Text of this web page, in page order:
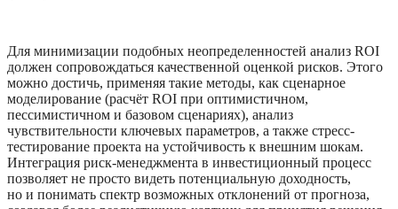
Для минимизации подобных неопределенностей анализ ROI
должен сопровождаться качественной оценкой рисков. Этого
можно достичь, применяя такие методы, как сценарное
моделирование (расчёт ROI при оптимистичном,
пессимистичном и базовом сценариях), анализ
чувствительности ключевых параметров, а также стресс-
тестирование проекта на устойчивость к внешним шокам.
Интеграция риск-менеджмента в инвестиционный процесс
позволяет не просто видеть потенциальную доходность,
но и понимать спектр возможных отклонений от прогноза,